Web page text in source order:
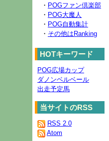
・ POGファン倶楽部
・ POG大魔人
・ POG自動集計
・ その他はRanking
HOTキーワード
POG広場カップ
ダノンベルベール
出走予定馬
当サイトのRSS
RSS 2.0
Atom